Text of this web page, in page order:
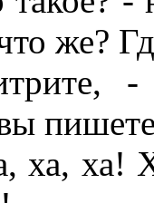
же?
-
ха!